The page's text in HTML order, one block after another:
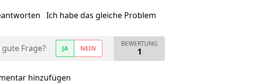
Ich habe das gleiche Problem
Frage? JA NEIN
BEWERTUNG
1
hinzufügen